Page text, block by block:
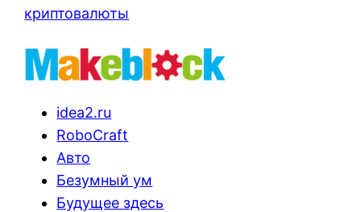
криптовалюты
idea2.ru
RoboCraft
Авто
Безумный ум
Будущее здесь